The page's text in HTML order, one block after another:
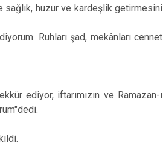
sağlık, huzur ve kardeşlik getirmesini
Ruhları şad, mekânları cennet
ediyor, iftarımızın ve Ramazan-ı